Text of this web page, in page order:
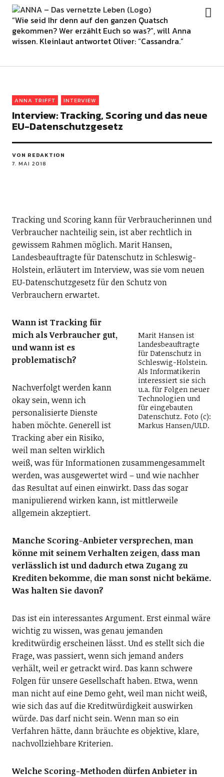
ANNA – Das vernetzte Leben
“Wie seid Ihr denn auf den ganzen Quatsch
gekommen? Wer erzählt Euch so was?”, will Anna
wissen. Kleinlaut antwortet Oliver: “Cassandra.”
Beobachtet und Bewertet
Digital Sozial
ANNA TRIFFT INTERVIEW
Interview: Tracking, Scoring und das neue
EU-Datenschutzgesetz
VON REDAKTION
7. MAI 2018
Tracking und Scoring kann für Verbraucherinnen und
Verbraucher nachteilig sein, ist aber rechtlich in
gewissem Rahmen möglich. Marit Hansen,
Landesbeauftragte für Datenschutz in Schleswig-
Holstein, erläutert im Interview, was sie vom neuen
EU-Datenschutzgesetz für den Schutz von
Verbrauchern erwartet.
Marit Hansen ist
Landesbeauftragte
für Datenschutz in
Schleswig-Holstein.
Als Informatikerin
interessiert sie sich
u.a. für Folgen neuer
Technologien und
für eingebauten
Datenschutz. Foto (c):
Markus Hansen/ULD.
Wann ist Tracking für
mich als Verbraucher gut,
und wann ist es
problematisch?
Nachverfolgt werden kann
okay sein, wenn ich
personalisierte Dienste
habenmöchte. Generell ist
Tracking aber ein Risiko,
weil man selten wirklich
weiß, was für Informationen zusammengesammelt
werden, was ausgewertet wird – und wie nachher
das Resultat auf einen einwirkt. Dass das sogar
manipulierend wirken kann, ist mittlerweile
allgemein akzeptiert.
Manche Scoring-Anbieter versprechen, man
könne mit seinem Verhalten zeigen, dass man
verlässlich ist und dadurch etwa Zugang zu
Krediten bekomme, die man sonst nicht bekäme.
Was halten Sie davon?
Das ist ein interessantes Argument. Erst einmal wäre
wichtig zu wissen, was genau jemanden
kreditwürdig erscheinen lässt. Und es stellt sich die
Frage, was passiert, wenn sich jemand anders
verhält, weil er getrackt wird. Das kann schwere
Folgen für unsere Gesellschaft haben. Etwa, wenn
man nicht auf eine Demo geht, weil man nicht weiß,
wie sich das auf die Kreditwürdigkeit auswirken
würde. Das darf nicht sein. Wenn man so ein
Verfahren hätte, dann bräuchte es objektive, klare,
nachvollziehbare Kriterien.
Welche Scoring-Methoden dürfen Anbieter in